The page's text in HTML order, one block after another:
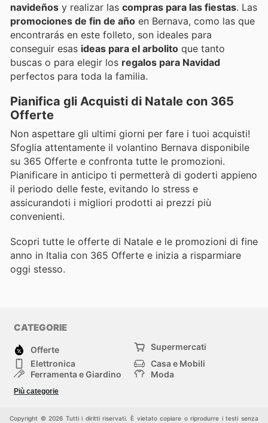
navideños y realizar las compras para las fiestas. Las
promociones de fin de año en Bernava, como las que
encontrarás en este folleto, son ideales para
conseguir esas ideas para el arbolito que tanto
buscas o para elegir los regalos para Navidad
perfectos para toda la familia.
Pianifica gli Acquisti di Natale con 365
Offerte
Non aspettare gli ultimi giorni per fare i tuoi acquisti!
Sfoglia attentamente il volantino Bernava disponibile
su 365 Offerte e confronta tutte le promozioni.
Pianificare in anticipo ti permetterà di goderti appieno
il periodo delle feste, evitando lo stress e
assicurandoti i migliori prodotti ai prezzi più
convenienti.
Scopri tutte le offerte di Natale e le promozioni di fine
anno in Italia con 365 Offerte e inizia a risparmiare
oggi stesso.
CATEGORIE
Offerte
Supermercati
Elettronica
Casa e Mobili
Ferramenta e Giardino
Moda
Bambini e Neonati
Più categorie
Copyright © 2026 Tutti i diritti riservati. È vietato copiare o riprodurre i testi senza